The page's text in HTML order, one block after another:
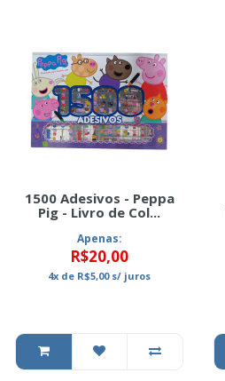
1500 Adesivos - Peppa
Pig - Livro de Col...
Apenas:
R$20,00
4x de R$5,00s/ juros